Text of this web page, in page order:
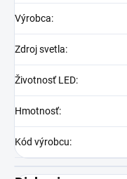
Výrobca:
Zdroj svetla:
Životnosť LED:
Hmotnosť:
Kód výrobcu: